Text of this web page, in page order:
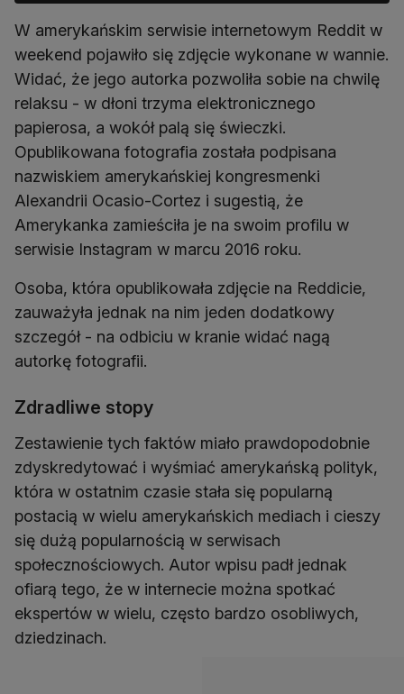
W amerykańskim serwisie internetowym Reddit w
weekend pojawiło się zdjęcie wykonane w wannie.
Widać, że jego autorka pozwoliła sobie na chwilę
relaksu - w dłoni trzyma elektronicznego
papierosa, a wokół palą się świeczki.
Opublikowana fotografia została podpisana
nazwiskiem amerykańskiej kongresmenki
Alexandrii Ocasio-Cortez i sugestią, że
Amerykanka zamieściła je na swoim profilu w
serwisie Instagram w marcu 2016 roku.
Osoba, która opublikowała zdjęcie na Reddicie,
zauważyła jednak na nim jeden dodatkowy
szczegół - na odbiciu w kranie widać nagą
autorkę fotografii.
Zdradliwe stopy
Zestawienie tych faktów miało prawdopodobnie
zdyskredytować i wyśmiać amerykańską polityk,
która w ostatnim czasie stała się popularną
postacią w wielu amerykańskich mediach i cieszy
się dużą popularnością w serwisach
społecznościowych. Autor wpisu padł jednak
ofiarą tego, że w internecie można spotkać
ekspertów w wielu, często bardzo osobliwych,
dziedzinach.